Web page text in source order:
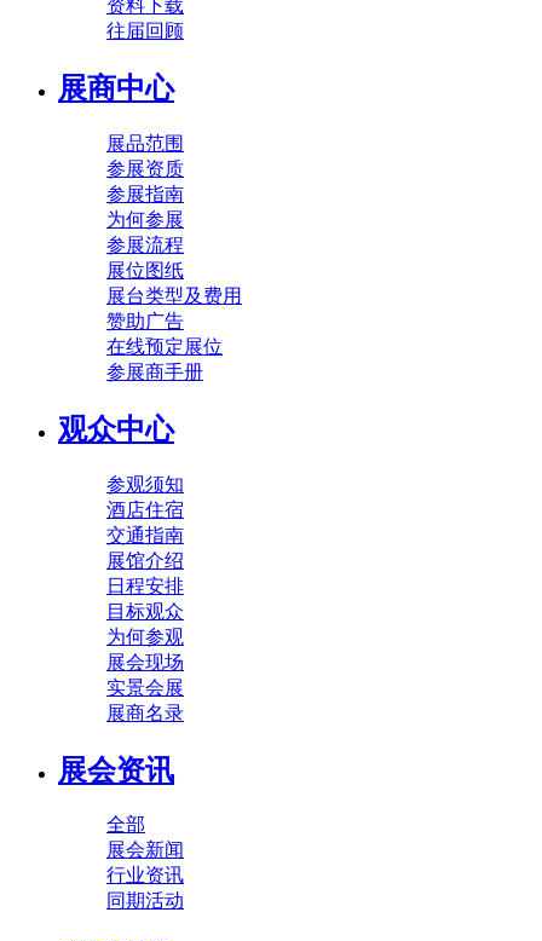
资料下载
往届回顾
展商中心
展品范围
参展资质
参展指南
为何参展
参展流程
展位图纸
展台类型及费用
赞助广告
在线预定展位
参展商手册
观众中心
参观须知
酒店住宿
交通指南
展馆介绍
日程安排
目标观众
为何参观
展会现场
实景会展
展商名录
展会资讯
全部
展会新闻
行业资讯
同期活动